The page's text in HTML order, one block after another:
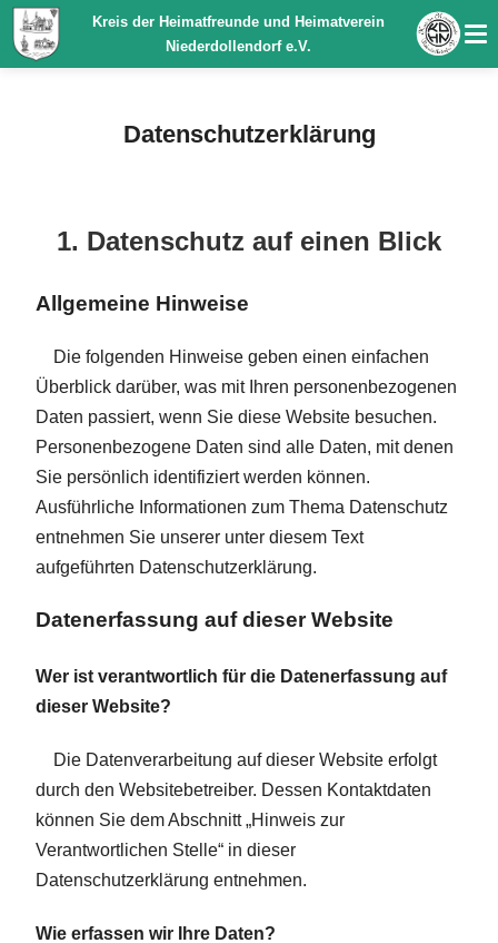
Kreis der Heimatfreunde und Heimatverein
Niederdollendorf e.V.
Datenschutz­erklärung
1. Datenschutz auf einen Blick
Allgemeine Hinweise
Die folgenden Hinweise geben einen einfachen
Überblick darüber, was mit Ihren personenbezogenen
Daten passiert, wenn Sie diese Website besuchen.
Personenbezogene Daten sind alle Daten, mit denen
Sie persönlich identifiziert werden können.
Ausführliche Informationen zum Thema Datenschutz
entnehmen Sie unserer unter diesem Text
aufgeführten Datenschutzerklärung.
Datenerfassung auf dieser Website
Wer ist verantwortlich für die Datenerfassung auf
dieser Website?
Die Datenverarbeitung auf dieser Website erfolgt
durch den Websitebetreiber. Dessen Kontaktdaten
können Sie dem Abschnitt „Hinweis zur
Verantwortlichen Stelle“ in dieser
Datenschutzerklärung entnehmen.
Wie erfassen wir Ihre Daten?